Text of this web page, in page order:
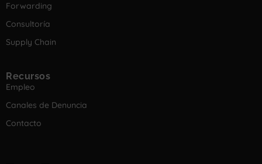
Forwarding
Consultoría
Supply Chain
Recursos
Empleo
Canales de Denuncia
Contacto